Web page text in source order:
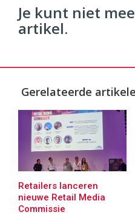
Je kunt niet
artikel.
Gerelateerde
Retailers lanceren
nieuwe Retail Media
Commissie